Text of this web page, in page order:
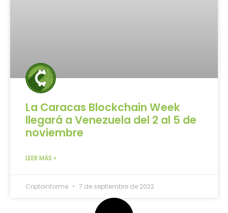
La Caracas Blockchain Week
llegará a Venezuela del 2 al 5 de
noviembre
LEER MÁS »
Criptoinforme 7 de septiembre de 2022